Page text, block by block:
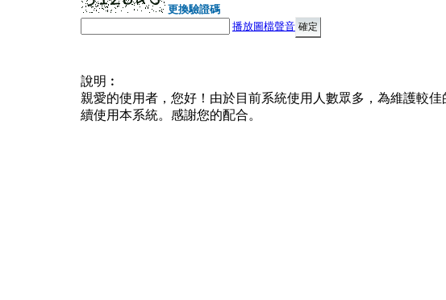
更換驗證碼
播放圖檔聲音
說明︰
親愛的使用者，您好！由於目前系統使用人數眾多，為維護較
續使用本系統。感謝您的配合。